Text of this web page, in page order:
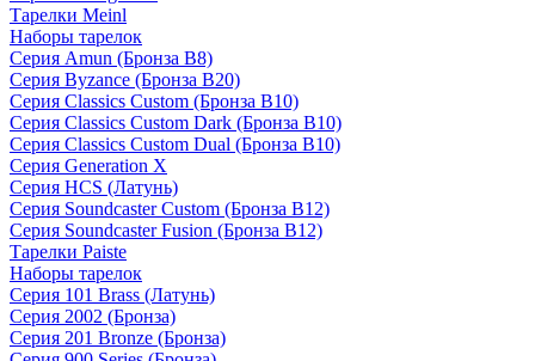
Тарелки Meinl
Наборы тарелок
Серия Amun (Бронза B8)
Серия Byzance (Бронза B20)
Серия Classics Custom (Бронза B10)
Серия Classics Custom Dark (Бронза B10)
Серия Classics Custom Dual (Бронза B10)
Серия Generation X
Серия HCS (Латунь)
Серия Soundcaster Custom (Бронза B12)
Серия Soundcaster Fusion (Бронза B12)
Тарелки Paiste
Наборы тарелок
Серия 101 Brass (Латунь)
Серия 2002 (Бронза)
Серия 201 Bronze (Бронза)